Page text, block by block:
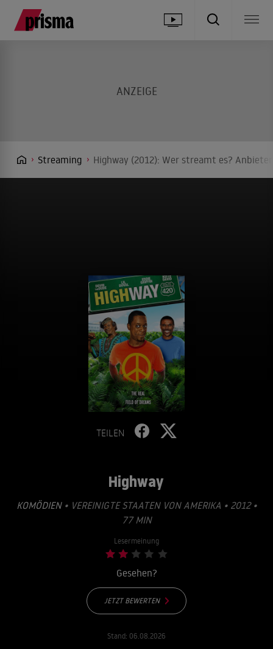
Streaming Highway (2012): Wer streamt es?
TEILEN
Highway
KOMÖDIEN• VEREINIGTE STAATEN VON AMERIKA • 2012 •
77 MIN
Lesermeinung
Gesehen?
JETZT BEWERTEN
Stand: 06.08.2026